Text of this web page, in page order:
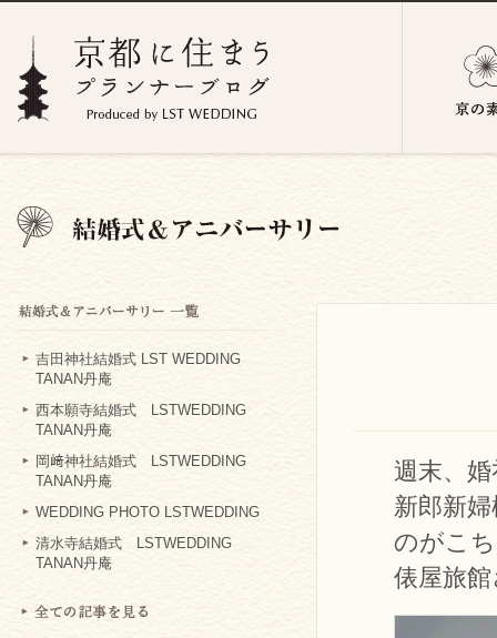
吉田神社結婚式 LST WEDDING
TANAN丹庵
西本願寺結婚式 LSTWEDDING
TANAN丹庵
岡﨑神社結婚式 LSTWEDDING
TANAN丹庵
WEDDING PHOTO LSTWEDDING
清水寺結婚式 LSTWEDDING
TANAN丹庵
週末、
新郎新
のがこ
俵屋旅